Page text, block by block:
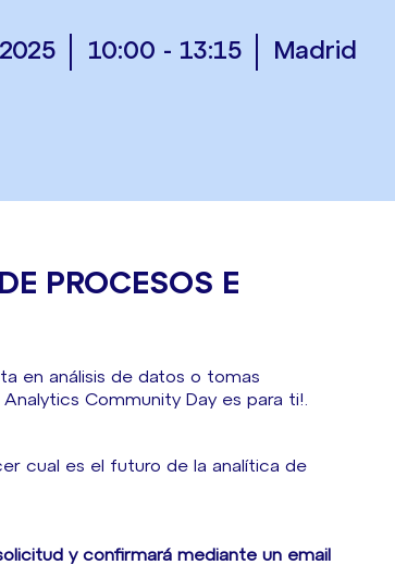
10:00 - 13:15 Madrid
PROCESOS E
en análisis de datos o tomas
Community Day es para ti!.
cual es el futuro de la analítica de
y confirmará mediante un email